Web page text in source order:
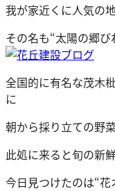
ッ
プ
我が家近くに人気の
その名も“太陽の郷
全国的に有名な茂木
に
朝から採り立ての野
此処に来ると旬の新
今日見つけたのは“花